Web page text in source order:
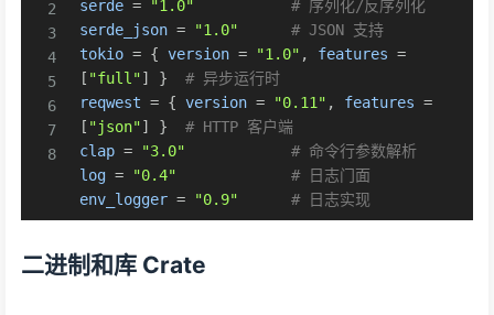
serde = "1.0"
# 序列化/反序列化
serde_json = "1.0"
# JSON 支持
tokio = { version = "1.0" , features =
[ "full"] }
# 异步运行时
reqwest = { version = "0.11" , features =
[ "json"] }
# HTTP 客户端
clap = "3.0"
# 命令行参数解析
log = "0.4"
# 日志门面
env_logger = "0.9" # 日志实现
二进制和库 Crate